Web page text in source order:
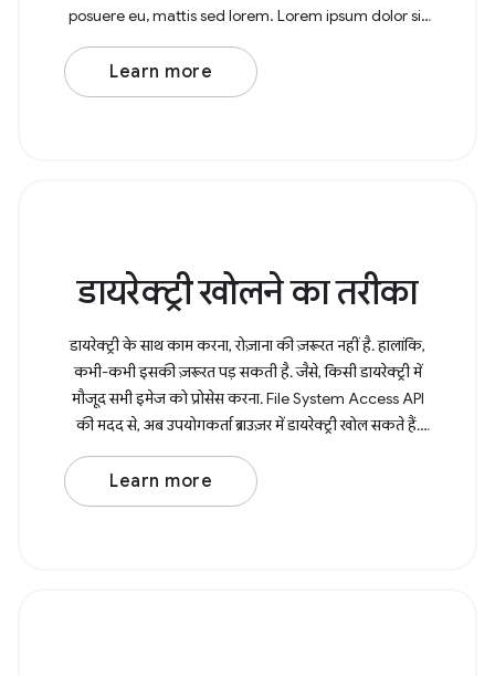
posuere eu, mattis sed lorem. Lorem ipsum dolor sit
amet, consectetur adipiscing elit. In at
Learn more
डायरेक्ट्री खोलने का तरीका
डायरेक्ट्री के साथ काम करना, रोज़ाना की ज़रूरत नहीं है. हालांकि,
कभी-कभी इसकी ज़रूरत पड़ सकती है. जैसे, किसी डायरेक्ट्री में
मौजूद सभी इमेज को प्रोसेस करना. File System Access API
की मदद से, अब उपयोगकर्ता ब्राउज़र में डायरेक्ट्री खोल सकते हैं.
साथ
Learn more